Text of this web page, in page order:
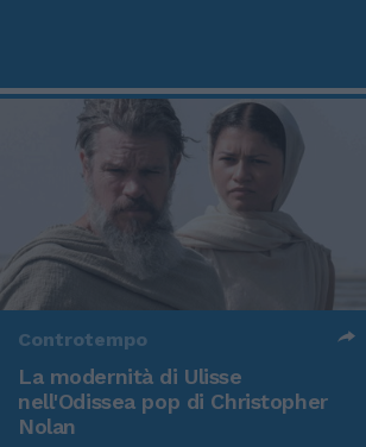
Controtempo
La modernità di Ulisse
nell'Odissea pop di Christopher
Nolan